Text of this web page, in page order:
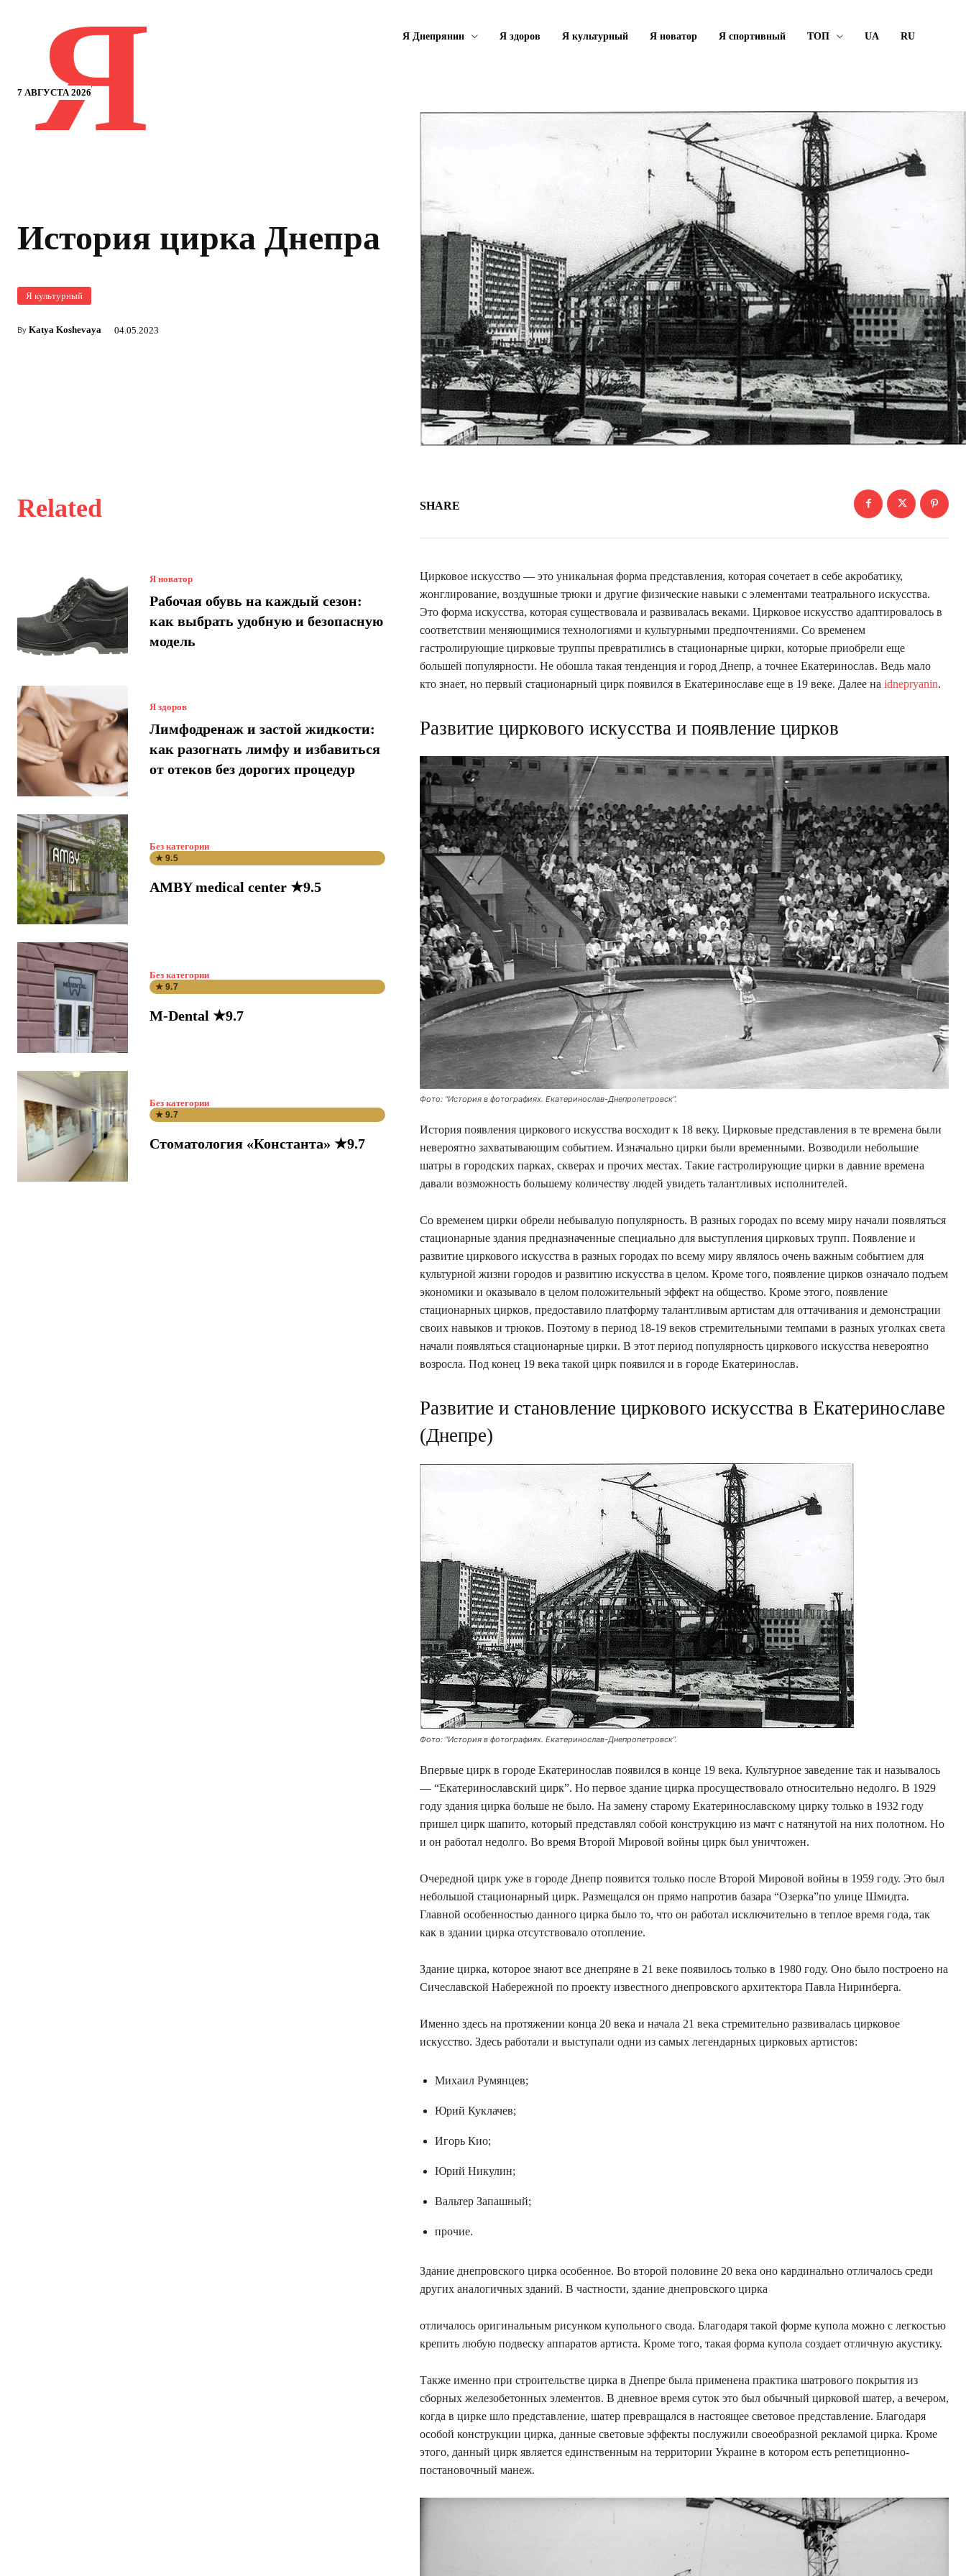
7 АВГУСТА 2026
Я Я Днепрянин Я здоров Я культурный Я новатор Я спортивный ТОП UA RU
История цирка Днепра
Я культурный
By Katya Koshevaya 04.05.2023
Related
Я новатор
Рабочая обувь на каждый сезон:
как выбрать удобную и безопасную
модель
Я здоров
Лимфодренаж и застой жидкости:
как разогнать лимфу и избавиться
от отеков без дорогих процедур
Без категории
★ 9.5
AMBY medical center ★9.5
Без категории
★ 9.7
M-Dental ★9.7
Без категории
★ 9.7
Стоматология «Константа» ★9.7
SHARE
Цирковое искусство — это уникальная форма представления, которая сочетает в себе акробатику,
жонглирование, воздушные трюки и другие физические навыки с элементами театрального искусства.
Это форма искусства, которая существовала и развивалась веками. Цирковое искусство адаптировалось в
соответствии меняющимися технологиями и культурными предпочтениями. Со временем
гастролирующие цирковые труппы превратились в стационарные цирки, которые приобрели еще
большей популярности. Не обошла такая тенденция и город Днепр, а точнее Екатеринослав. Ведь мало
кто знает, но первый стационарный цирк появился в Екатеринославе еще в 19 веке. Далее на idnepryanin.
Развитие циркового искусства и появление цирков
Фото: “История в фотографиях. Екатеринослав-Днепропетровск”.
История появления циркового искусства восходит к 18 веку. Цирковые представления в те времена были
невероятно захватывающим событием. Изначально цирки были временными. Возводили небольшие
шатры в городских парках, скверах и прочих местах. Такие гастролирующие цирки в давние времена
давали возможность большему количеству людей увидеть талантливых исполнителей.
Со временем цирки обрели небывалую популярность. В разных городах по всему миру начали появляться
стационарные здания предназначенные специально для выступления цирковых трупп. Появление и
развитие циркового искусства в разных городах по всему миру являлось очень важным событием для
культурной жизни городов и развитию искусства в целом. Кроме того, появление цирков означало подъем
экономики и оказывало в целом положительный эффект на общество. Кроме этого, появление
стационарных цирков, предоставило платформу талантливым артистам для оттачивания и демонстрации
своих навыков и трюков. Поэтому в период 18-19 веков стремительными темпами в разных уголках света
начали появляться стационарные цирки. В этот период популярность циркового искусства невероятно
возросла. Под конец 19 века такой цирк появился и в городе Екатеринослав.
Развитие и становление циркового искусства в Екатеринославе
(Днепре)
Фото: “История в фотографиях. Екатеринослав-Днепропетровск”.
Впервые цирк в городе Екатеринослав появился в конце 19 века. Культурное заведение так и называлось
— “Екатеринославский цирк”. Но первое здание цирка просуществовало относительно недолго. В 1929
году здания цирка больше не было. На замену старому Екатеринославскому цирку только в 1932 году
пришел цирк шапито, который представлял собой конструкцию из мачт с натянутой на них полотном. Но
и он работал недолго. Во время Второй Мировой войны цирк был уничтожен.
Очередной цирк уже в городе Днепр появится только после Второй Мировой войны в 1959 году. Это был
небольшой стационарный цирк. Размещался он прямо напротив базара “Озерка”по улице Шмидта.
Главной особенностью данного цирка было то, что он работал исключительно в теплое время года, так
как в здании цирка отсутствовало отопление.
Здание цирка, которое знают все днепряне в 21 веке появилось только в 1980 году. Оно было построено на
Сичеславской Набережной по проекту известного днепровского архитектора Павла Ниринберга.
Именно здесь на протяжении конца 20 века и начала 21 века стремительно развивалась цирковое
искусство. Здесь работали и выступали одни из самых легендарных цирковых артистов:
Михаил Румянцев;
Юрий Куклачев;
Игорь Кио;
Юрий Никулин;
Вальтер Запашный;
прочие.
Здание днепровского цирка особенное. Во второй половине 20 века оно кардинально отличалось среди
других аналогичных зданий. В частности, здание днепровского цирка
отличалось оригинальным рисунком купольного свода. Благодаря такой форме купола можно с легкостью
крепить любую подвеску аппаратов артиста. Кроме того, такая форма купола создает отличную акустику.
Также именно при строительстве цирка в Днепре была применена практика шатрового покрытия из
сборных железобетонных элементов. В дневное время суток это был обычный цирковой шатер, а вечером,
когда в цирке шло представление, шатер превращался в настоящее световое представление. Благодаря
особой конструкции цирка, данные световые эффекты послужили своеобразной рекламой цирка. Кроме
этого, данный цирк является единственным на территории Украине в котором есть репетиционно-
постановочный манеж.